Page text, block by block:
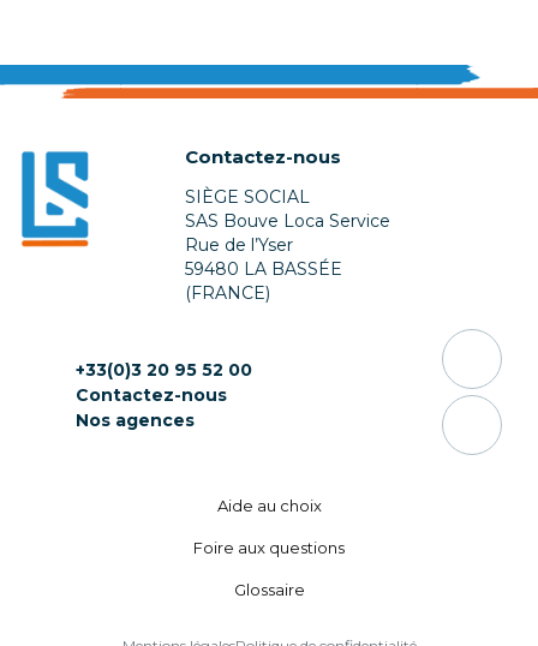
Contactez-nous
SIÈGE SOCIAL
SAS Bouve Loca Service
Rue de l’Yser
59480 LA BASSÉE
(FRANCE)
+33(0)3 20 95 52 00
Contactez-nous
Nos agences
Aide au choix
Foire aux questions
Glossaire